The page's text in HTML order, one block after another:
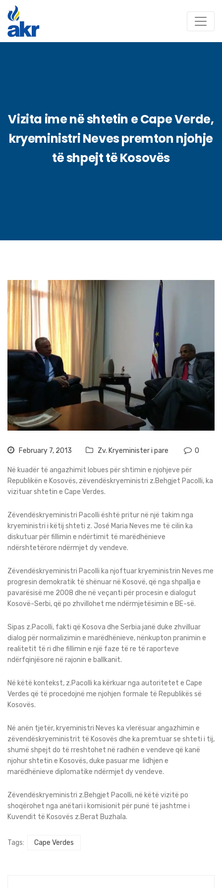
Vizita ime në shtetin e Cape Verde,
kryeministri Neves premton njohje
të shpejt të Kosovës
February 7, 2013 Zv. Kryeminister i pare 0
Në kuadër të angazhimit lobues për shtimin e njohjeve për
Republikën e Kosovës, zëvendëskryeministri z.Behgjet Pacolli, ka
vizituar shtetin e Cape Verdes.
Zëvendëskryeministri Pacolli është pritur në një takim nga
kryeministri i këtij shteti z. José Maria Neves me të cilin ka
diskutuar për fillimin e ndërtimit të marëdhënieve
ndërshtetërore ndërmjet dy vendeve.
Zëvendëskryeministri Pacolli ka njoftuar kryeministrin Neves me
progresin demokratik të shënuar në Kosovë, që nga shpallja e
pavarësisë me 2008 dhe në veçanti për procesin e dialogut
Kosovë-Serbi, që po zhvillohet me ndërmjetësimin e BE-së.
Sipas z.Pacolli, fakti që Kosova dhe Serbia janë duke zhvilluar
dialog për normalizimin e marëdhënieve, nënkupton pranimin e
realitetit të ri dhe fillimin e një faze të re të raporteve
ndërfqinjësore në rajonin e ballkanit.
Në këtë kontekst, z.Pacolli ka kërkuar nga autoritetet e Cape
Verdes që të procedojnë me njohjen formale të Republikës së
Kosovës.
Në anën tjetër, kryeministri Neves ka vlerësuar angazhimin e
zëvendëskryeministrit të Kosovës dhe ka premtuar se shteti i tij,
shumë shpejt do të rreshtohet në radhën e vendeve që kanë
njohur shtetin e Kosovës, duke pasuar me lidhjen e
marëdhënieve diplomatike ndërmjet dy vendeve.
Zëvendëskryeministri z.Behgjet Pacolli, në këtë vizitë po
shoqërohet nga anëtari i komisionit për punë të jashtme i
Kuvendit të Kosovës z.Berat Buzhala.
Tags: Cape Verdes